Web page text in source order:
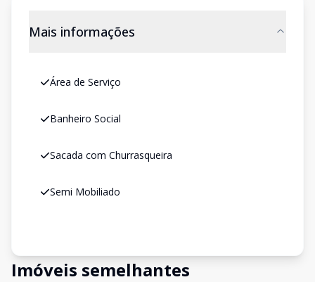
Mais informações
Área de Serviço
Banheiro Social
Sacada com Churrasqueira
Semi Mobiliado
Imóveis semelhantes